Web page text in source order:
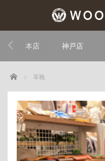
本店 神戸店
Home 革靴